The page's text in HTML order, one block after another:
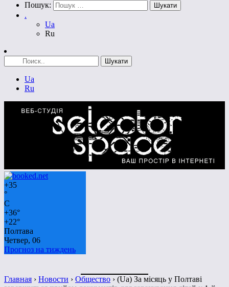
Пошук:
.
Ua
Ru
Ua
Ru
+35
°
C
+36°
+22°
Полтава
Четвер, 06
Прогноз на тиждень
Главная › Новости › Общество › (Ua) За місяць у Полтаві